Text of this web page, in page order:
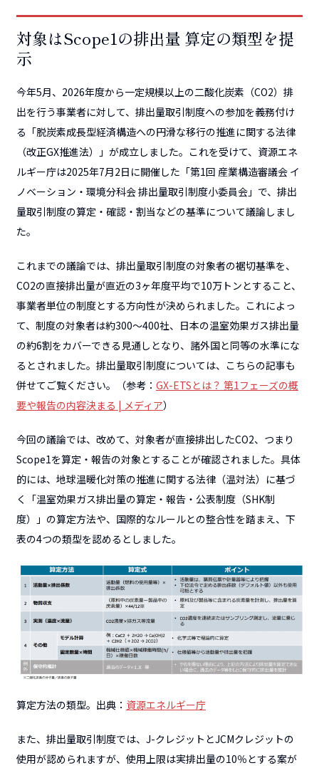
対象はScope1の排出量 算定の類型を提
示
今年5月、2026年度から一定規模以上の二酸化炭素（CO2）排
出を行う事業者に対して、排出量取引制度への参加を義務付け
る「脱炭素成長型経済構造への円滑な移行の推進に関する法律
（改正GX推進法）」が成立しました。これを受けて、資源エネ
ルギー庁は2025年7月2日に開催した「第1回 産業構造審議会 イ
ノベーション・環境分科会 排出量取引制度小委員会」で、排出
量取引制度の算定・確認・割当などの基準について議論しまし
た。
これまでの議論では、排出量取引制度の対象者の裾切基準を、
CO2の直接排出量が直近の3ヶ年度平均で10万トンとすること、
事業者単位の制度とする方向性が決められました。これによっ
て、制度の対象者は約300〜400社、日本の温室効果ガス排出量
の約6割をカバーできる見通しとなり、諸外国と同等の水準にな
るとされました。排出量取引制度については、こちらの記事も
併せてご覧ください。（参考： GX-ETSとは？ 第1フェーズの概
要や報告の内容決まる | メディア）
今回の議論では、改めて、対象者が直接排出したCO2、つまり
Scope1を算定・報告の対象とすることが確認されました。具体
的には、地球温暖化対策の推進に関する法律（温対法）に基づ
く「温室効果ガス排出量の算定・報告・公表制度（SHK制
度）」の算定方法や、国際的なルールとの整合性を踏まえ、下
表の4つの類型を認めるとしました。
算定方法の類型。出典： 資源エネルギー庁
また、排出量取引制度では、J-クレジットとJCMクレジットの
使用が認められますが、使用上限は実排出量の10％とする案が